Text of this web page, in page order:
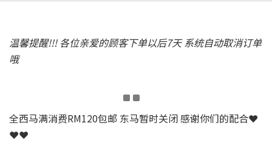
温馨提醒!!! 各位亲爱的顾客下单以后7天 系统自动取消订单
哦
全西马满消费RM120包邮 东马暂时关闭 感谢你们的配合❤
❤❤